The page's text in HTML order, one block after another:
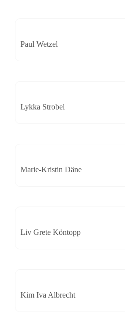
Paul Wetzel
Lykka Strobel
Marie-Kristin Däne
Liv Grete Köntopp
Kim Iva Albrecht